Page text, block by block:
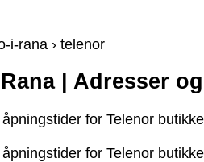
i-rana › telenor
| Adresser
for Telenor
for Telenor